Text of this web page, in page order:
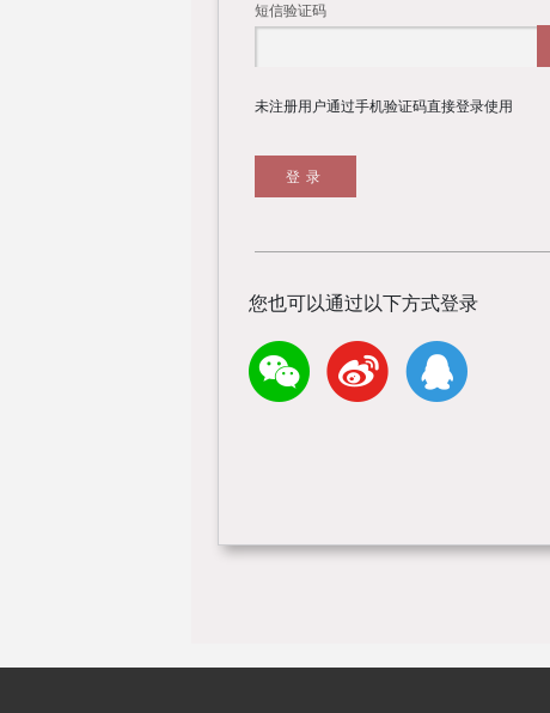
短信验证码
未注册用户通过手机验证码直接登录使用
登录
您也可以通过以下方式登录